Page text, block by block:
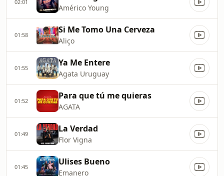
02:01
Américo Young
01:58 Si Me Tomo Una Cerveza
Aliço
01:55 Ya Me Entere
Agata Uruguay
01:52 Para que tú me quieras
AGATA
01:49 La Verdad
Flor Vigna
01:45 Ulises Bueno
Emanero